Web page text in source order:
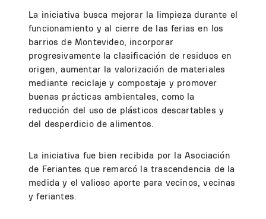
La iniciativa busca mejorar la limpieza durante el
funcionamiento y al cierre de las ferias en los
barrios de Montevideo, incorporar
progresivamente la clasificación de residuos en
origen, aumentar la valorización de materiales
mediante reciclaje y compostaje y promover
buenas prácticas ambientales, como la
reducción del uso de plásticos descartables y
del desperdicio de alimentos.
La iniciativa fue bien recibida por la Asociación
de Feriantes que remarcó la trascendencia de la
medida y el valioso aporte para vecinos, vecinas
y feriantes.